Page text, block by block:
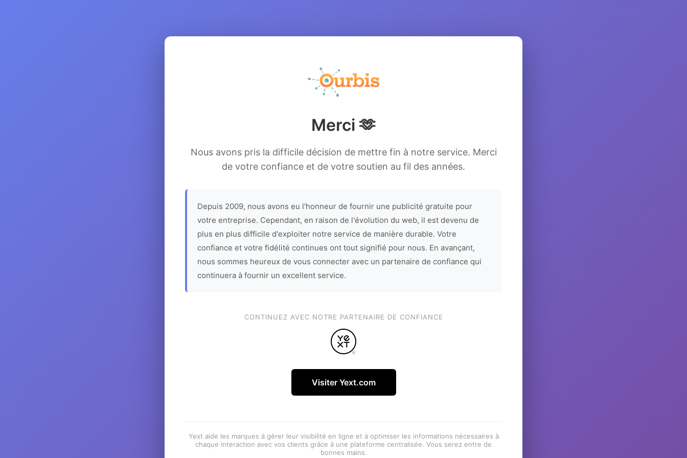
Merci 🫶
Nous avons pris la difficile décision de mettre fin à notre service. Merci
de votre confiance et de votre soutien au fil des années.
Depuis 2009, nous avons eu l'honneur de fournir une publicité gratuite pour
votre entreprise. Cependant, en raison de l'évolution du web, il est devenu de
plus en plus difficile d'exploiter notre service de manière durable. Votre
confiance et votre fidélité continues ont tout signifié pour nous. En avançant,
nous sommes heureux de vous connecter avec un partenaire de confiance qui
continuera à fournir un excellent service.
CONTINUEZ AVEC NOTRE PARTENAIRE DE CONFIANCE
Visiter Yext.com
Yext aide les marques à gérer leur visibilité en ligne et à optimiser les informations nécessaires à
chaque interaction avec vos clients grâce à une plateforme centralisée. Vous serez entre de
bonnes mains.